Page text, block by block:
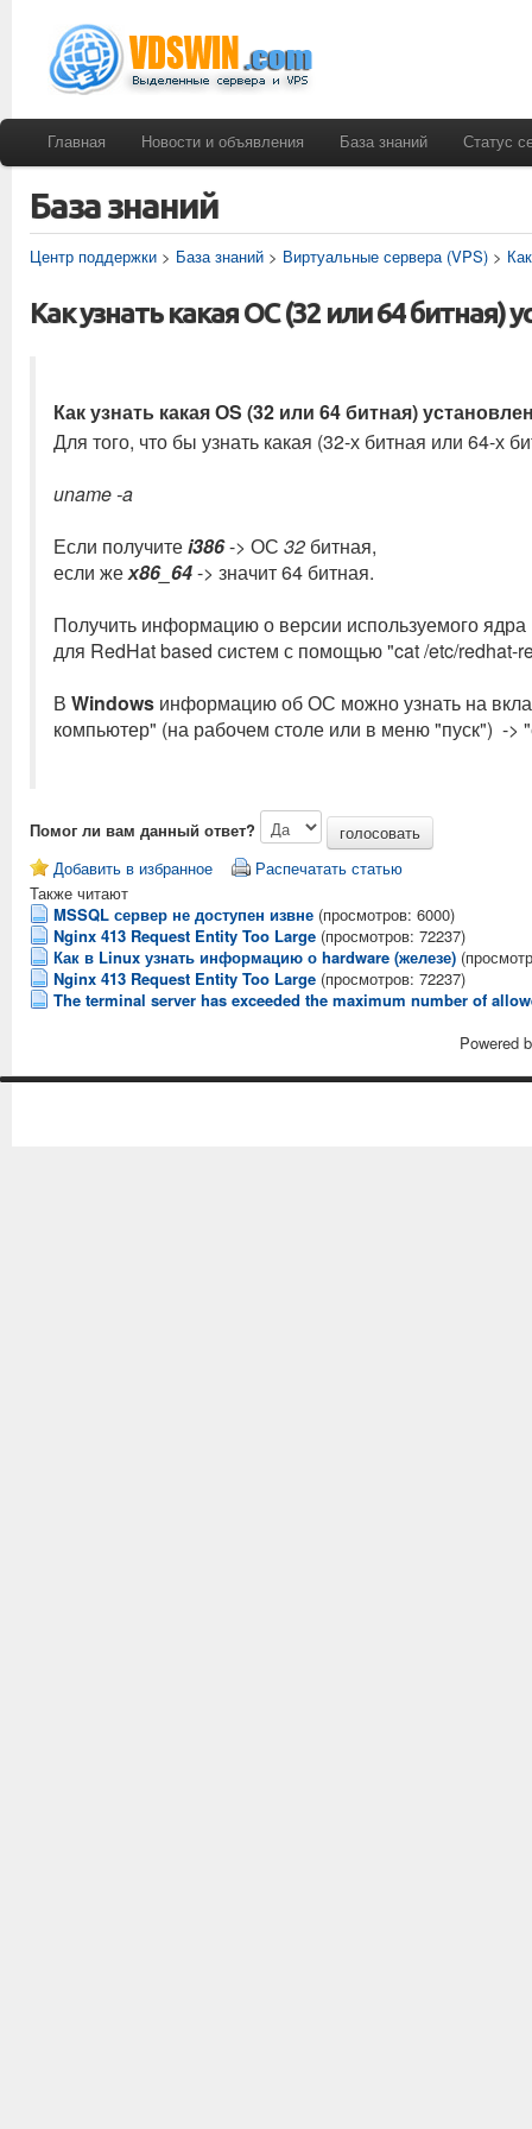
Главная Новости и объявления База знаний Статус
База знаний
Центр поддержки > База знаний > Виртуальные сервера (VPS) >
Как узнать какая ОС (32 или 64 битная)
Как узнать какая ОS (32 или 64 битная)
Для того, что бы узнать какая (32-х битная или 64-
uname -a
Если получитеi386-> ОС 32 битная,
если жех86_64-> значит 64 битная.
Получить информацию о версии используемого
для RedHat based систем с помощью "cat /etc/redhat-
В Windows информацию об ОС можно узнать на
компьютер" (на рабочем столе или в меню "пуск") ->
Помог ли вам данный ответ?
Добавить в избранное
Распечатать статью
Также читают
MSSQL сервер не доступен извне (просмотров: 6000)
Nginx 413 Request Entity Too Large (просмотров: 72237)
Как в Linux узнать информацию о hardware (железе)
Nginx 413 Request Entity Too Large (просмотров: 72237)
The terminal server has exceeded the maximum number of
Powered